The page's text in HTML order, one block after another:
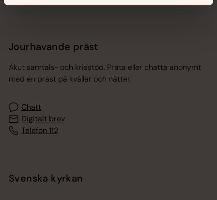
Jourhavande präst
Akut samtals- och krisstöd. Prata eller chatta anonymt
med en präst på kvällar och nätter.
Chatt
Digitalt brev
Telefon 112
Svenska kyrkan